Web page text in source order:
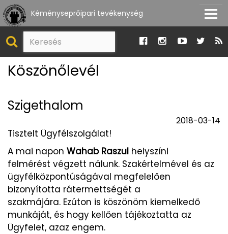
Kéményseprőipari tevékenység
Köszönőlevél
Szigethalom
2018-03-14
Tisztelt Ügyfélszolgálat!
A mai napon Wahab Raszul helyszíni
felmérést végzett nálunk. Szakértelmével és az
ügyfélközpontúságával megfelelően
bizonyította rátermettségét a
szakmájára. Ezúton is köszönöm kiemelkedő
munkáját, és hogy kellően tájékoztatta az
Ügyfelet, azaz engem.